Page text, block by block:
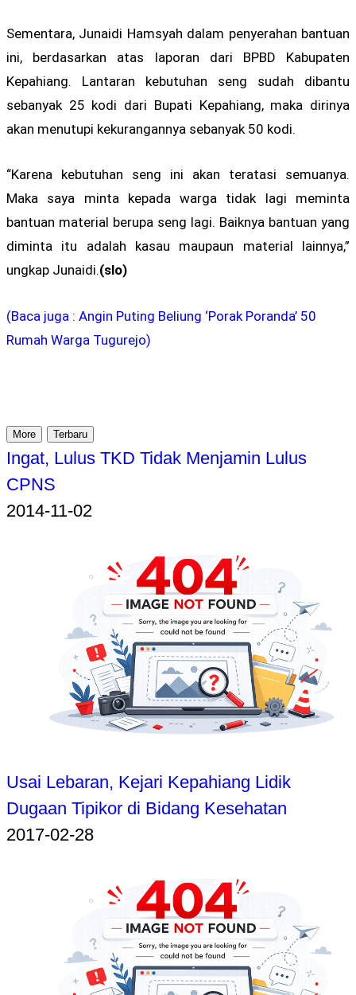
Sementara, Junaidi Hamsyah dalam penyerahan bantuan
ini, berdasarkan atas laporan dari BPBD Kabupaten
Kepahiang. Lantaran kebutuhan seng sudah dibantu
sebanyak 25 kodi dari Bupati Kepahiang, maka dirinya
akan menutupi kekurangannya sebanyak 50 kodi.
“Karena kebutuhan seng ini akan teratasi semuanya.
Maka saya minta kepada warga tidak lagi meminta
bantuan material berupa seng lagi. Baiknya bantuan yang
diminta itu adalah kasau maupaun material lainnya,”
ungkap Junaidi.(slo)
(Baca juga : Angin Puting Beliung ‘Porak Poranda’ 50
Rumah Warga Tugurejo)
More Terbaru
Ingat, Lulus TKD Tidak Menjamin Lulus
CPNS
2014-11-02
Usai Lebaran, Kejari Kepahiang Lidik
Dugaan Tipikor di Bidang Kesehatan
2017-02-28